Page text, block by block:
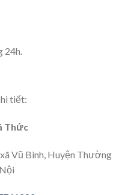
24h.
tiết:
Thức
Vũ Bình, Huyện Thường